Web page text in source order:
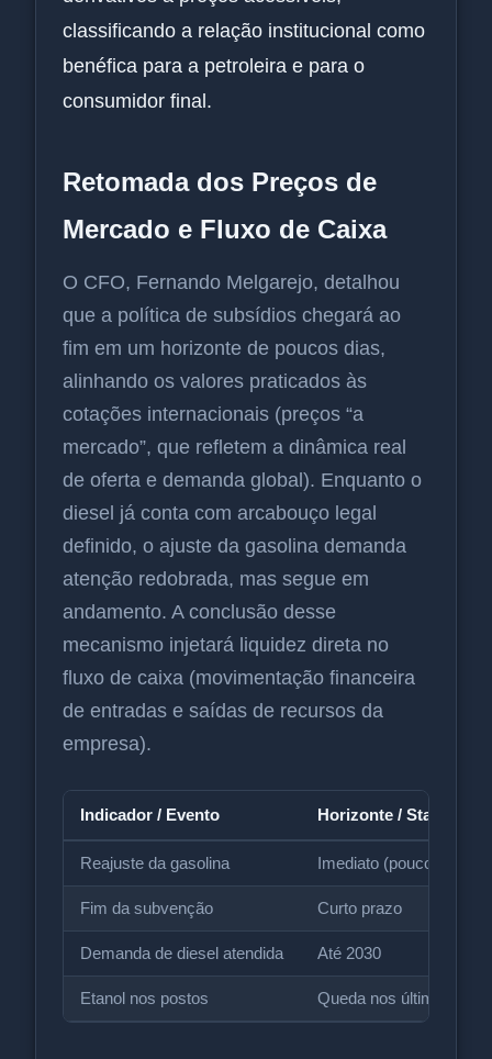
classificando a relação institucional como
benéfica para a petroleira e para o
consumidor final.
Retomada dos Preços de
Mercado e Fluxo de Caixa
O CFO, Fernando Melgarejo, detalhou
que a política de subsídios chegará ao
fim em um horizonte de poucos dias,
alinhando os valores praticados às
cotações internacionais (preços “a
mercado”, que refletem a dinâmica real
de oferta e demanda global). Enquanto o
diesel já conta com arcabouço legal
definido, o ajuste da gasolina demanda
atenção redobrada, mas segue em
andamento. A conclusão desse
mecanismo injetará liquidez direta no
fluxo de caixa (movimentação financeira
de entradas e saídas de recursos da
empresa).
Indicador / Evento Horizonte / Status
Reajuste da gasolina Imediato (poucos dias)
Fim da subvenção Curto prazo
Demanda de diesel atendida Até 2030
Etanol nos postos Queda nos últimos 15